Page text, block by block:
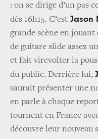
: on se dirige d’un pas
dès 16h15. C’est Jason
grande scène en
de guitare slide assez
et fait virevolter la
du public. Derrière lui,
saurait présenter une
en parle à chaque
tournent en France
découvre leur nouveau